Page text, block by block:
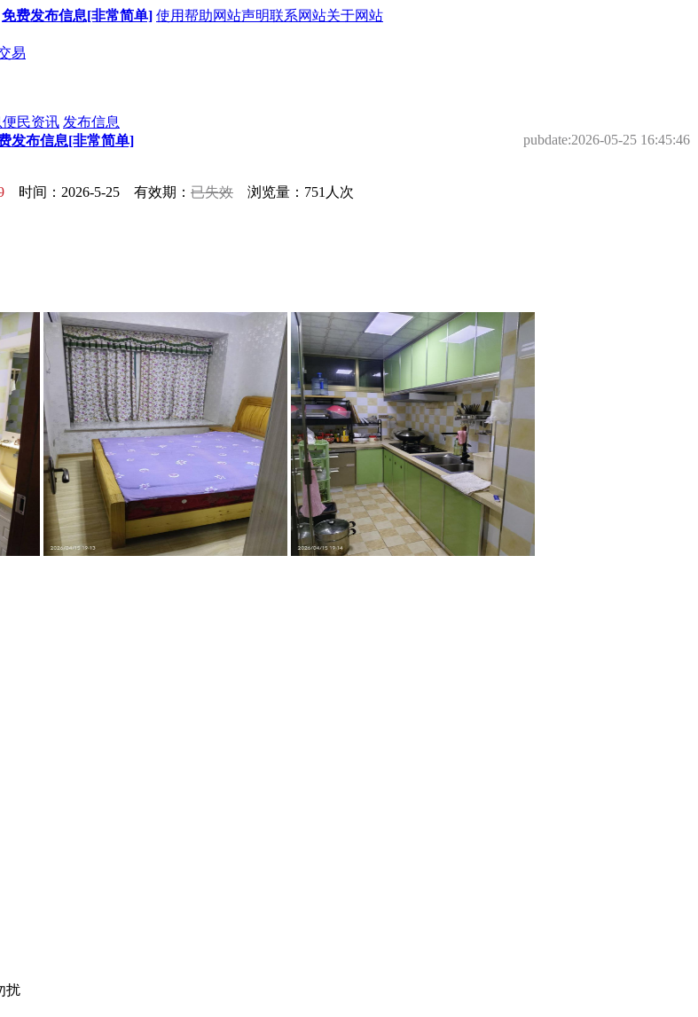
免费发布信息[非常简单] 使用帮助网站声明联系网站关于网站
便民资讯 发布信息
发布信息[非常简单] pubdate:2026-05-25 16:45:46
时间：2026-5-25 有效期： 已失效 浏览量：751人次
扰